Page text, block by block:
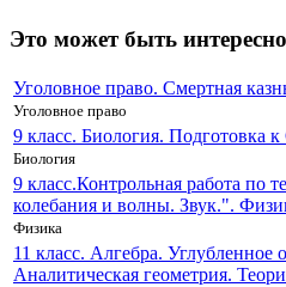
Это может быть интересно
Уголовное право. Смертная
Уголовное право
9 класс. Биология. Подготовка
Биология
9 класс.Контрольная работа по
колебания и волны. Звук.".
Физика
11 класс. Алгебра. Углубленное
Аналитическая геометрия.